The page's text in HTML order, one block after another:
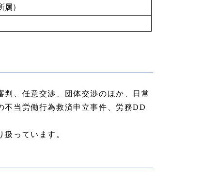
）
、任意交渉、団体交渉のほか、日常
不当労働行為救済申立事件、労務DD
っています。